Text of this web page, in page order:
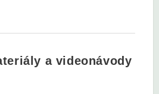
a videonávody